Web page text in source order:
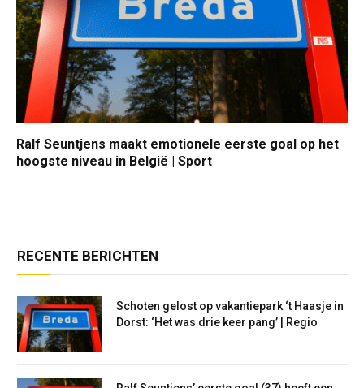
Ralf Seuntjens maakt emotionele eerste goal op het
hoogste niveau in België | Sport
RECENTE BERICHTEN
Schoten gelost op vakantiepark ‘t Haasje in
Dorst: ‘Het was drie keer pang’ | Regio